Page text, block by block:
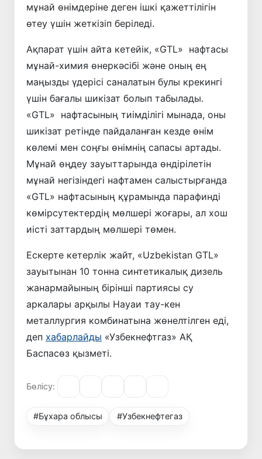
мұнай өнімдеріне деген ішкі қажеттілігін
өтеу үшін жеткізіп беріледі.
Ақпарат үшін айта кетейік, «GTL» нафтасы
мұнай-химия өнеркәсібі және оның ең
маңызды үдерісі саналатын булы крекингі
үшін бағалы шикізат болып табылады.
«GTL» нафтасының тиімділігі мынада, оны
шикізат ретінде пайдаланған кезде өнім
көлемі мен соңғы өнімнің сапасы артады.
Мұнай өңдеу зауыттарында өндірілетін
мұнай негізіндегі нафтамен салыстырғанда
«GTL» нафтасының құрамында парафинді
көмірсутектердің мөлшері жоғары, ал хош
иісті заттардың мөлшері төмен.
Ескерте кетерлік жайт, «Uzbekistan GTL»
зауытынан 10 тонна синтетикалық дизель
жанармайының бірінші партиясы су
аркалары арқылы Науаи тау-кен
металлургия комбинатына жөнелтілген еді,
деп хабарлайды «Узбекнефтгаз» АҚ
Баспасөз қызметі.
Бөлісу:
#Бұхара облысы #Узбекнефтегаз